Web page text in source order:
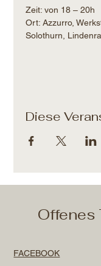
Zeit: von 18 – 20h​
Ort: Azzurro,
Solothurn,
Diese
Offenes
FACEBOOK